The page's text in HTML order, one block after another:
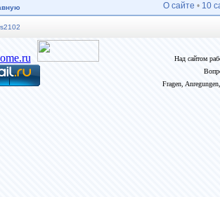
О сайте • 10
Над сайтом
Fragen,